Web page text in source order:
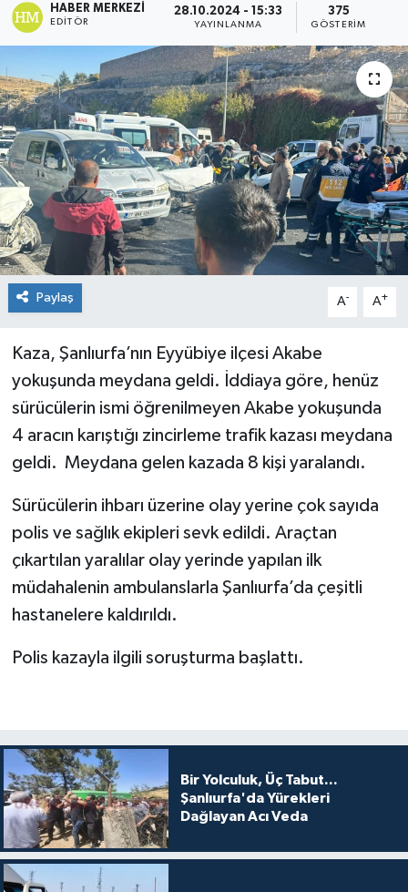
HABER MERKEZI
EDITÖR
28.10.2024 - 15:33
YAYINLANMA
375
GÖSTERIM
Paylaş A- A+
Kaza, Şanlıurfa’nın Eyyübiye ilçesi Akabe
yokuşunda meydana geldi. İddiaya göre, henüz
sürücülerin ismi öğrenilmeyen Akabe yokuşunda
4 aracın karıştığı zincirleme trafik kazası meydana
geldi. Meydana gelen kazada 8 kişi yaralandı.
Sürücülerin ihbarı üzerine olay yerine çok sayıda
polis ve sağlık ekipleri sevk edildi. Araçtan
çıkartılan yaralılar olay yerinde yapılan ilk
müdahalenin ambulanslarla Şanlıurfa’da çeşitli
hastanelere kaldırıldı.
Polis kazayla ilgili soruşturma başlattı.
Bir Yolculuk, Üç Tabut...
Şanlıurfa'da Yürekleri
Dağlayan Acı Veda